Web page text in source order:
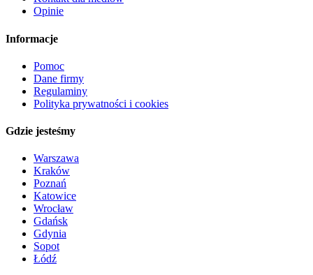
Opinie
Informacje
Pomoc
Dane firmy
Regulaminy
Polityka prywatności i cookies
Gdzie jesteśmy
Warszawa
Kraków
Poznań
Katowice
Wrocław
Gdańsk
Gdynia
Sopot
Łódź